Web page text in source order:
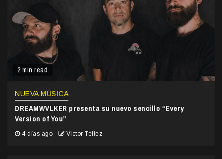
2 min read
NUEVA MÚSICA
DREAMWVLKER presenta su nuevo sencillo “Every
Version of You”
4 días ago Victor Tellez